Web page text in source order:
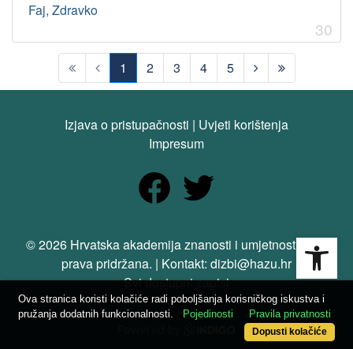
Faj, Zdravko
30
1
(current)
2 3 4 5
Izjava o pristupačnosti | Uvjeti korištenja
Impresum
© 2026 Hrvatska akademija znanosti i umjetnosti. Sva
prava pridržana. | Kontakt: dizbi@hazu.hr
Svi dostupni zapisi
Ova stranica koristi kolačiće radi poboljšanja korisničkog iskustva i
pružanja dodatnih funkcionalnosti.
Pojedinosti Pravila privatnosti
Dopusti kolačiće